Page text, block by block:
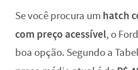
Se você procura um hatch
com preço acessível, o
boa opção. Segundo a